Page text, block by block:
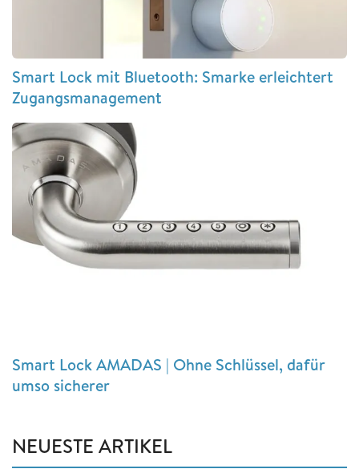
Smart Lock mit Bluetooth: Smarke erleichtert
Zugangsmanagement
Smart Lock AMADAS | Ohne Schlüssel, dafür
umso sicherer
NEUESTE ARTIKEL